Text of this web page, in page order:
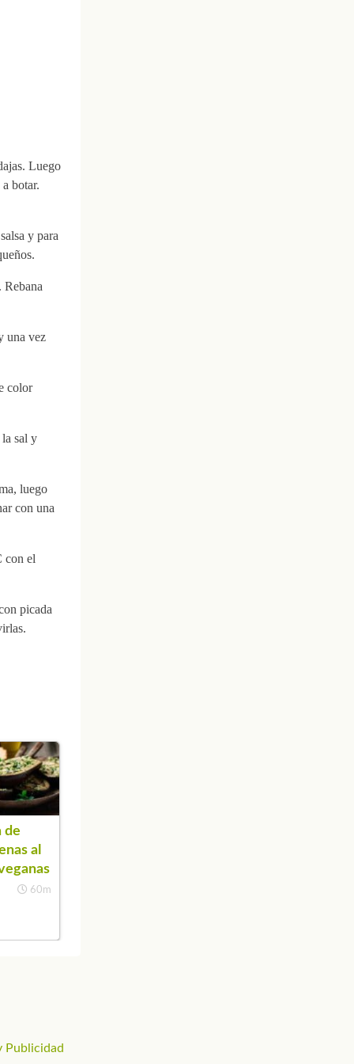
Luego
botar.
y para
Rebana
una vez
color
la sal y
luego
con una
con el
picada
de
al
60m
Publicidad